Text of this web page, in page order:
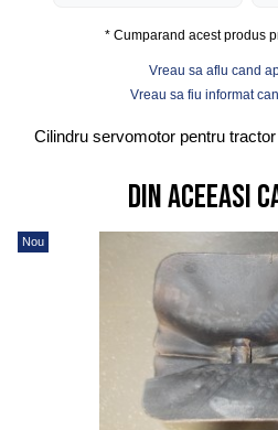
* Cumparand acest produs
Vreau sa aflu cand
Vreau sa fiu informat
Cilindru servomotor pentru
Din aceeasi
Nou